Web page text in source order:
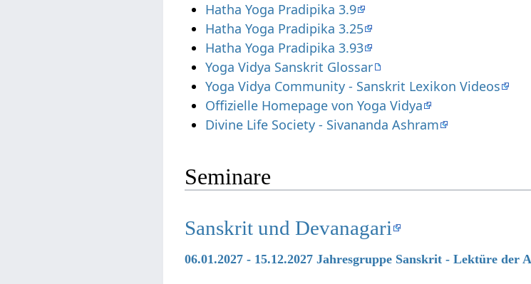
Hatha Yoga Pradipika 3.9
Hatha Yoga Pradipika 3.25
Hatha Yoga Pradipika 3.93
Yoga Vidya Sanskrit Glossar
Yoga Vidya Community - Sanskrit Lexikon Videos
Offizielle Homepage von Yoga Vidya
Divine Life Society - Sivananda Ashram
Seminare
Sanskrit und Devanagari
06.01.2027 - 15.12.2027 Jahresgruppe Sanskrit - Lektüre